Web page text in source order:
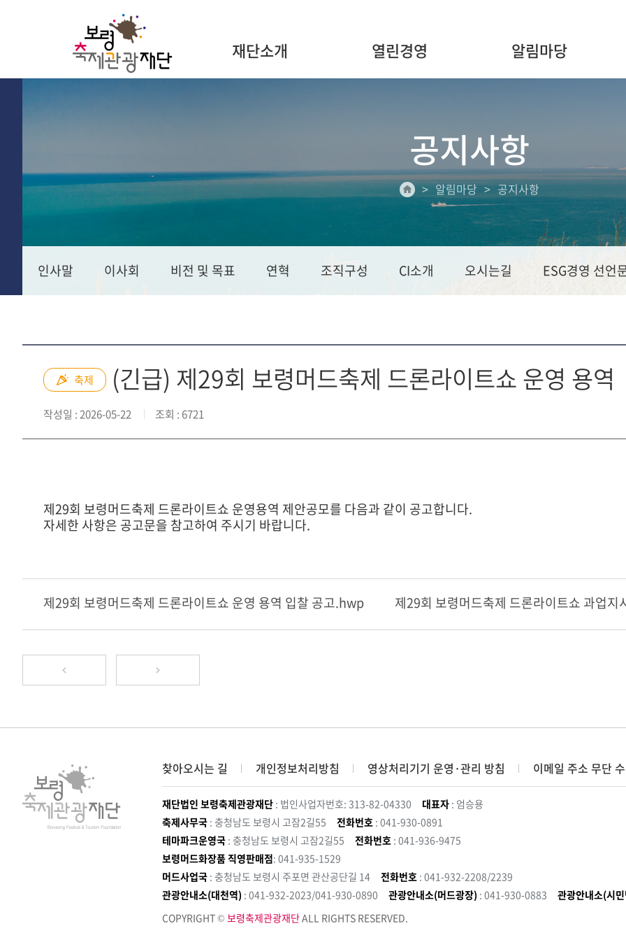
재단소개 열린경영 알림마당
공지사항
알림마당 공지사항
인사말 이사회 비전 및 목표 연혁 조직구성 CI소개 오시는길 ESG경영 선언
축제 (긴급) 제29회 보령머드축제 드론라이트쇼 운영 용역
작성일 : 2026-05-22 조회 : 6721
제29회 보령머드축제 드론라이트쇼 운영용역 제안공모를 다음과 같이 공고합니다.
자세한 사항은 공고문을 참고하여 주시기 바랍니다.
제29회 보령머드축제 드론라이트쇼 운영 용역 입찰 공고.hwp 제29회 보령머드축제 드론라이트쇼 과업
찾아오시는 길 개인정보처리방침 영상처리기기 운영·관리 방침 이메일 주소 무단
재단법인 보령축제관광재단 : 법인사업자번호: 313-82-04330 대표자 : 엄승용
축제사무국 : 충청남도 보령시 고잠2길55 전화번호 : 041-930-0891
테마파크운영국 : 충청남도 보령시 고잠2길55 전화번호 : 041-936-9475
보령머드화장품 직영판매점: 041-935-1529
머드사업국 : 충청남도 보령시 주포면 관산공단길 14 전화번호 : 041-932-2208/2239
관광안내소(대천역) : 041-932-2023/041-930-0890 관광안내소(머드광장) : 041-930-0883 관광안내소(시
COPYRIGHT © 보령축제관광재단ALL RIGHTS RESERVED.